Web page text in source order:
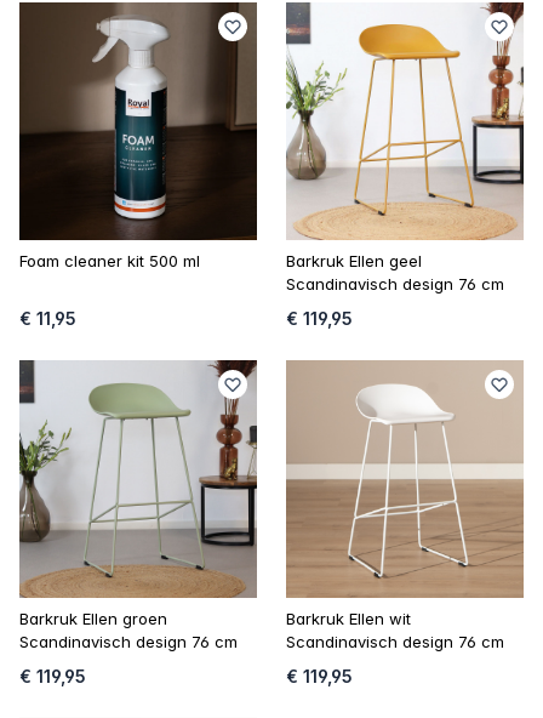
Foam cleaner kit 500 ml
€ 11,95
Barkruk Ellen geel
Scandinavisch design 76 cm
€ 119,95
Barkruk Ellen groen
Scandinavisch design 76 cm
€ 119,95
Barkruk Ellen wit
Scandinavisch design 76 cm
€ 119,95